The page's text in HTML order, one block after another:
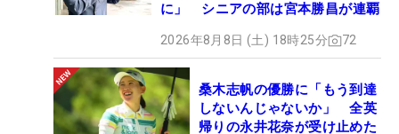
に」 シニアの部は宮本勝昌が連覇
2026年8月8日 (土) 18時25分 72
桑木志帆の優勝に「もう到達
しないんじゃないか」 全英
帰りの永井花奈が受け止めた